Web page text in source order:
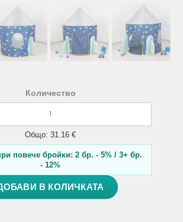
Количество
Общо: 31.16 €
повече бройки: 2 бр. - 5% / 3+ бр.
- 12%
В КОЛИЧКАТА